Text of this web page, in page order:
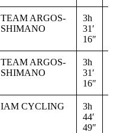
TEAM ARGOS-
SHIMANO
3h
31′
16″
TEAM ARGOS-
SHIMANO
3h
31′
16″
IAM CYCLING
3h
44′
49″